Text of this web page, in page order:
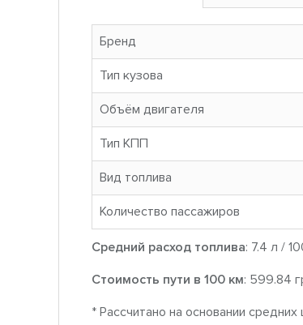
Бренд
Тип кузова
Объём двигателя
Тип КПП
Вид топлива
Количество пассажиров
Средний расход топлива: 7.4 л /
Стоимость пути в 100 км: 599.84
* Рассчитано на основании